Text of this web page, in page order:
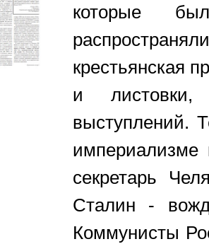
которые
крестьянская
и листовки,
выступлений.
империализме
секретарь
Сталин -
Коммунисты